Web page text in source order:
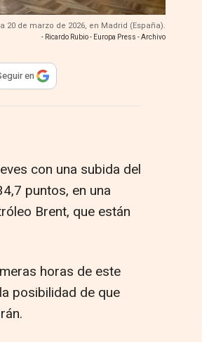
de marzo de 2026, en Madrid (España).
- Ricardo Rubio - Europa Press - Archivo
para compartir
en
con una subida del
puntos, en una
Brent, que están
horas de este
posibilidad de que